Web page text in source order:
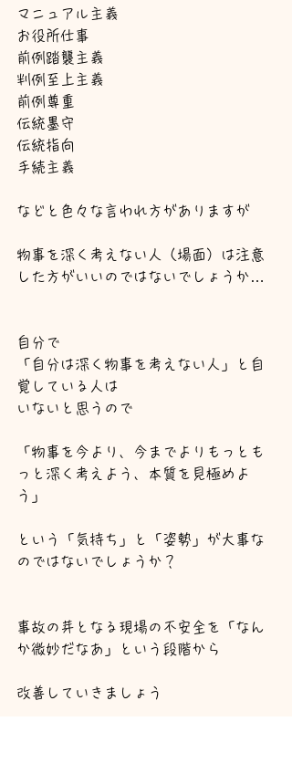
マニュアル主義
お役所仕事
前例踏襲主義
判例至上主義
前例尊重
伝統墨守
伝統指向
手続主義
などと色々な言われ方がありますが
物事を深く考えない人（場面）は注意
した方がいいのではないでしょうか…
自分で
「自分は深く物事を考えない人」と自
覚している人は
いないと思うので
「物事を今より、今までよりもっとも
っと深く考えよう、本質を見極めよ
う」
という「気持ち」と「姿勢」が大事な
のではないでしょうか？
事故の芽となる現場の不安全を「なん
か微妙だなあ」という段階から
改善していきましょう